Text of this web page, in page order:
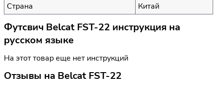
Страна
Китай
Футсвич Belcat FST-22 инструкция на
русском языке
На этот товар еще нет инструкций
Отзывы на Belcat FST-22